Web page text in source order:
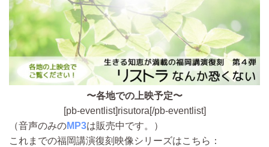
〜各地での上映予定〜
[pb-eventlist]risutora[/pb-eventlist]
（音声のみのMP3は販売中です。）
これまでの福岡講演復刻映像シリーズはこちら：